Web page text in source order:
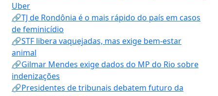
Uber
🔗TJ de Rondônia é o mais rápido do país em casos
de feminicídio
🔗STF libera vaquejadas, mas exige bem-estar
animal
🔗Gilmar Mendes exige dados do MP do Rio sobre
indenizações
🔗Presidentes de tribunais debatem futuro da